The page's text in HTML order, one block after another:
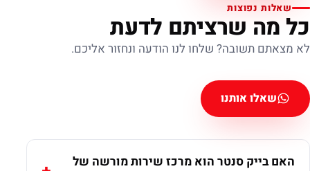
שאלות נפוצות
כל מה שרציתם לדעת
לא מצאתם תשובה? שלחו לנו הודעה ונחזור אליכם.
שאלו אותנו
האם בייק סנטר הוא מרכז שירות מורשה של